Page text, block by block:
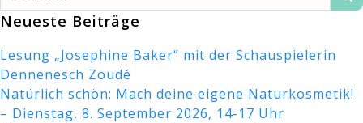
for:
Neueste Beiträge
Lesung „Josephine Baker“ mit der Schauspielerin
Dennenesch Zoudé
Natürlich schön: Mach deine eigene Naturkosmetik!
– Dienstag, 8. September 2026, 14-17 Uhr